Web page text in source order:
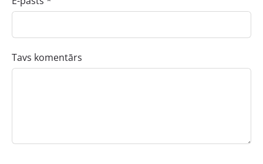
Tavs komentārs